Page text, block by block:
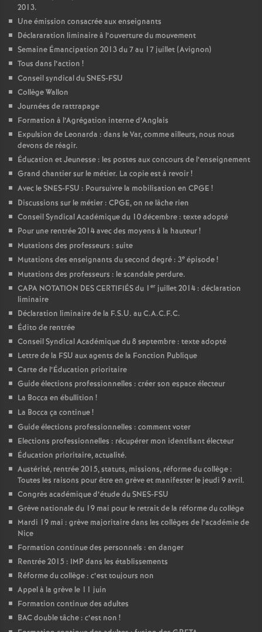
2013.
Une émission consacrée aux enseignants
Déclararation liminaire à l’ouverture du mouvement
Semaine Émancipation 2013 du 7 au 17 juillet (Avignon)
Tous dans l’action !
Conseil syndical du SNES-FSU
Collège Wallon
Journées de rattrapage
Formation à l’Agrégation interne d’Anglais
Expulsion de Leonarda : dans le Var, comme ailleurs, nous nous
devons de réagir.
Éducation et Jeunesse : les postes aux concours de l’enseignement
Grand chantier sur le métier. La copie est à revoir!
Avec le SNES-FSU : Poursuivre la mobilisation en CPGE !
Discussions sur le métier : CPGE, on ne lâche rien
Conseil Syndical Académique du 10 décembre : texte adopté
Pour une rentrée 2014 avec des moyens à la hauteur!
Mutations des professeurs : suite
Mutations des enseignants du second degré : 3e épisode!
Mutations des professeurs : le scandale perdure.
CAPA NOTATION DES CERTIFIÉS du 1 er juillet 2014 : déclaration
liminaire
Déclaration liminaire de la F.S.U. au C.A.C.F.C.
Édito de rentrée
Conseil Syndical Académique du 8 septembre : texte adopté
Lettre de la FSU aux agents de la Fonction Publique
Carte de l’Éducation prioritaire
Guide élections professionnelles : créer son espace électeur
La Bocca en ébullition !
La Bocca ça continue!
Guide élections professionnelles : comment voter
Elections professionnelles : récupérer mon identifiant électeur
Éducation prioritaire, actualité.
Austérité, rentrée 2015, statuts, missions, réforme du collège :
Toutes les raisons pour être en grève et manifester le jeudi 9 avril.
Congrès académique d’étude du SNES-FSU
Grève nationale du 19 mai pour le retrait de la réforme du collège
Mardi 19 mai : grève majoritaire dans les collèges de l’académie de
Nice
Formation continue des personnels : en danger
Rentrée 2015 : IMP dans les établissements
Réforme du collège : c’est toujours non
Appel à la grève le 11 juin
Formation continue des adultes
BAC double tâche : c’est non !